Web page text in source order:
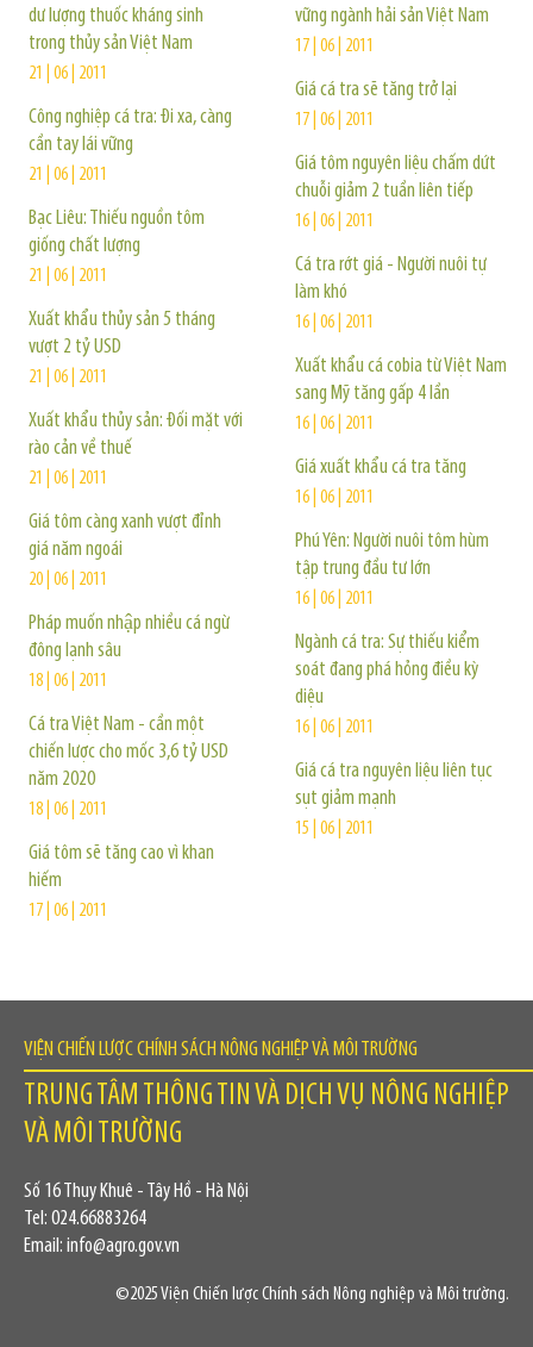
dư lượng thuốc kháng sinh
trong thủy sản Việt Nam
21 | 06 | 2011
Công nghiệp cá tra: Đi xa, càng
cần tay lái vững
21 | 06 | 2011
Bạc Liêu: Thiếu nguồn tôm
giống chất lượng
21 | 06 | 2011
Xuất khẩu thủy sản 5 tháng
vượt 2 tỷ USD
21 | 06 | 2011
Xuất khẩu thủy sản: Đối mặt với
rào cản về thuế
21 | 06 | 2011
Giá tôm càng xanh vượt đỉnh
giá năm ngoái
20 | 06 | 2011
Pháp muốn nhập nhiều cá ngừ
đông lạnh sâu
18 | 06 | 2011
Cá tra Việt Nam - cần một
chiến lược cho mốc 3,6 tỷ USD
năm 2020
18 | 06 | 2011
Giá tôm sẽ tăng cao vì khan
hiếm
17 | 06 | 2011
vững ngành hải sản Việt Nam
17 | 06 | 2011
Giá cá tra sẽ tăng trở lại
17 | 06 | 2011
Giá tôm nguyên liệu chấm dứt
chuỗi giảm 2 tuần liên tiếp
16 | 06 | 2011
Cá tra rớt giá - Người nuôi tự
làm khó
16 | 06 | 2011
Xuất khẩu cá cobia từ Việt Nam
sang Mỹ tăng gấp 4 lần
16 | 06 | 2011
Giá xuất khẩu cá tra tăng
16 | 06 | 2011
Phú Yên: Người nuôi tôm hùm
tập trung đầu tư lớn
16 | 06 | 2011
Ngành cá tra: Sự thiếu kiểm
soát đang phá hỏng điều kỳ
diệu
16 | 06 | 2011
Giá cá tra nguyên liệu liên tục
sụt giảm mạnh
15 | 06 | 2011
VIỆN CHIẾN LƯỢC CHÍNH SÁCH NÔNG NGHIỆP VÀ MÔI TRƯỜNG
TRUNG TÂM THÔNG TIN VÀ DỊCH VỤ NÔNG NGHIỆP
VÀ MÔI TRƯỜNG
Số 16 Thụy Khuê - Tây Hồ - Hà Nội
Tel: 024.66883264
Email: info@agro.gov.vn
©2025 Viện Chiến lược Chính sách Nông nghiệp và Môi trường.